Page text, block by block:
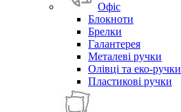
Офіс
Блокноти
Брелки
Галантерея
Металеві ручки
Олівці та еко-ручки
Пластикові ручки